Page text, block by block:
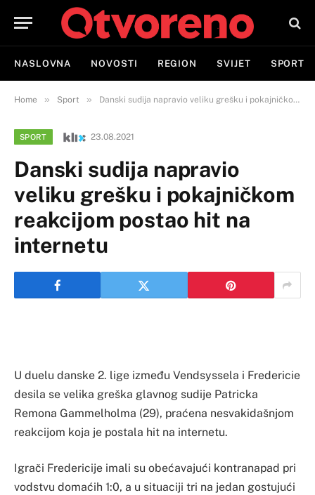
NASLOVNA NOVOSTI REGION SVIJET SPORT
Home » Sport » Danski sudija napravio veliku grešku i pokajničkom reakcijom postao hit na internetu
SPORT 23.08.2021
Danski sudija napravio
veliku grešku i pokajničkom
reakcijom postao hit na
internetu
U duelu danske 2. lige između Vendsyssela i Fredericie
desila se velika greška glavnog sudije Patricka
Remona Gammelholma (29), praćena nesvakidašnjom
reakcijom koja je postala hit na internetu.
Igrači Fredericije imali su obećavajući kontranapad pri
vodstvu domaćih 1:0, a u situaciji tri na jedan gostujući